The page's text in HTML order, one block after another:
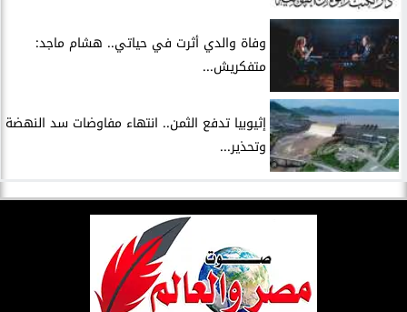
وفاة والدي أثرت في حياتي.. هشام ماجد:
متفكريش...
إثيوبيا تدفع الثمن.. انتهاء مفاوضات سد النهضة
وتحذير...